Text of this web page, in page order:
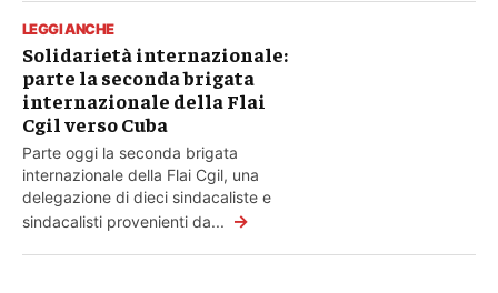
LEGGI ANCHE
Solidarietà internazionale:
parte la seconda brigata
internazionale della Flai
Cgil verso Cuba
Parte oggi la seconda brigata
internazionale della Flai Cgil, una
delegazione di dieci sindacaliste e
sindacalisti provenienti da... →